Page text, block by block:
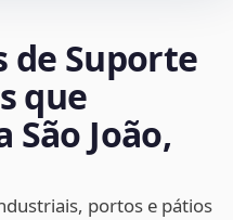
de Suporte
que
São João,
portos e pátios